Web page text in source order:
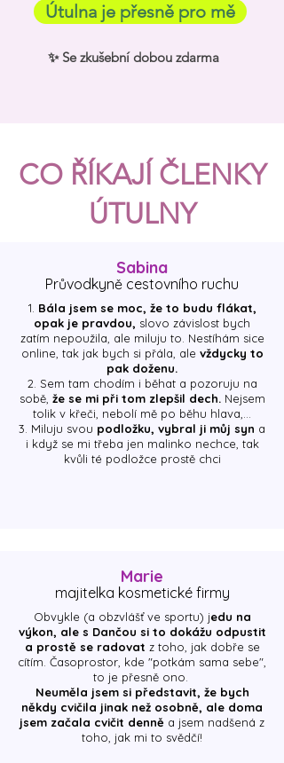
Útulna je přesně pro mě
✨ Se zkušební dobou zdarma
CO ŘÍKAJÍ ČLENKY
ÚTULNY
Sabina
Průvodkyně cestovního ruchu
1. Bála jsem se moc, že to budu flákat,
opak je pravdou, slovo závislost bych
zatím nepoužila, ale miluju to. Nestíhám sice
online, tak jak bych si přála, ale vždycky to
pak doženu.
2. Sem tam chodím i běhat a pozoruju na
sobě, že se mi při tom zlepšil dech.Nejsem
tolik v křeči, nebolí mě po běhu hlava,...
3. Miluju svou podložku, vybral ji můj syn a
i když se mi třeba jen malinko nechce, tak
kvůli té podložce prostě chci
Marie
majitelka kosmetické firmy
​Obvykle (a obzvlášť ve sportu) jedu na
výkon, ale s Dančou si to dokážu odpustit
a prostě se radovat z toho, jak dobře se
cítím. Časoprostor, kde "potkám sama sebe",
to je přesně ono. ​
Neuměla jsem si představit, že bych
někdy cvičila jinak než osobně, ale doma
jsem začala cvičit denně a jsem nadšená z
toho, jak mi to svědčí!